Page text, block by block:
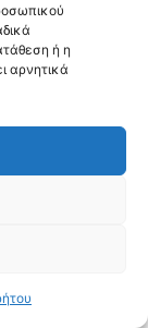
ή η
αρνητικά